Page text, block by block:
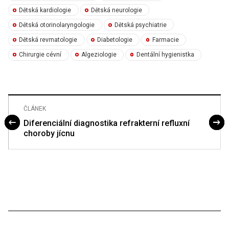
Dětská kardiologie Dětská neurologie
Dětská otorinolaryngologie Dětská psychiatrie
Dětská revmatologie Diabetologie Farmacie
Chirurgie cévní Algeziologie Dentální hygienistka
ČLÁNEK
Diferenciální diagnostika refrakterní refluxní
choroby jícnu